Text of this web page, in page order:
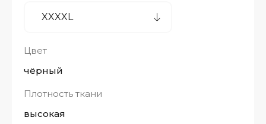
Цвет
чёрный
Плотность ткани
высокая